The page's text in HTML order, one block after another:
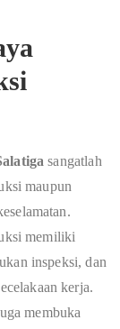
sangatlah
maupun
memiliki
inspeksi, dan
kerja.
membuka